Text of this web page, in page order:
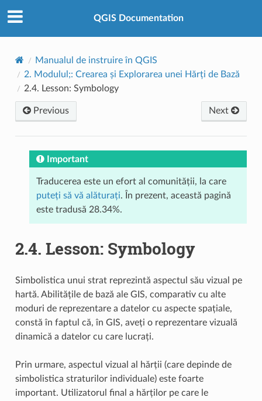
QGIS Documentation
Manualul de instruire în QGIS
2. Modulul;: Crearea și Explorarea unei Hărți de Bază
2.4. Lesson: Symbology
Previous Next
Important
Traducerea este un efort al comunității, la care
puteți să vă alăturați. În prezent, această pagină
este tradusă 28.34%.
2.4. Lesson: Symbology
Simbolistica unui strat reprezintă aspectul său vizual pe
hartă. Abilitățile de bază ale GIS, comparativ cu alte
moduri de reprezentare a datelor cu aspecte spațiale,
constă în faptul că, în GIS, aveți o reprezentare vizuală
dinamică a datelor cu care lucrați.
Prin urmare, aspectul vizual al hărții (care depinde de
simbolistica straturilor individuale) este foarte
important. Utilizatorul final a hărților pe care le